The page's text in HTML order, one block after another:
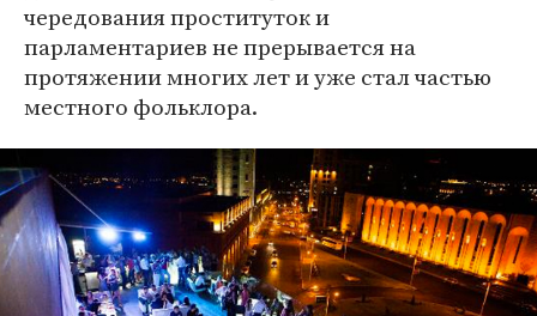
чередования проституток и
парламентариев не прерывается на
протяжении многих лет и уже стал частью
местного фольклора.